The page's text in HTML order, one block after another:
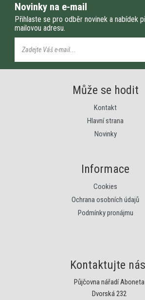
Novinky na e-mail
Přihlaste se pro odběr novinek a nabídek
mailovou adresu.
Může se hodit
Kontakt
Hlavní strana
Novinky
Informace
Cookies
Ochrana osobních údajů
Podmínky pronájmu
Kontaktujte
Půjčovna nářadí Aboneta
Dvorská 232